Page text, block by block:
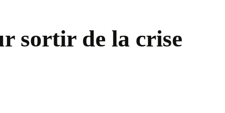
sortir de la crise